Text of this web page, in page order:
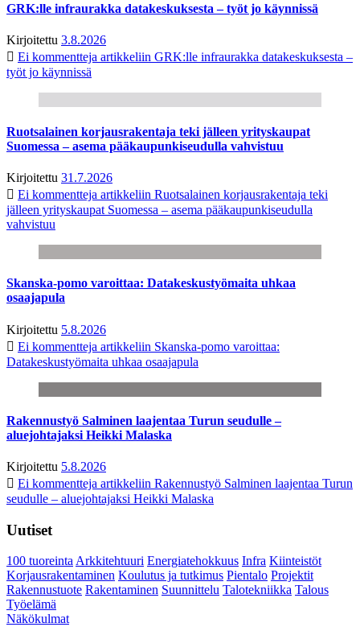
GRK:lle infraurakka datakeskuksesta – työt jo käynnissä
Kirjoitettu 3.8.2026
Ei kommentteja artikkeliin GRK:lle infraurakka datakeskuksesta –
työt jo käynnissä
Ruotsalainen korjausrakentaja teki jälleen yrityskaupat
Suomessa – asema pääkaupunkiseudulla vahvistuu
Kirjoitettu 31.7.2026
Ei kommentteja artikkeliin Ruotsalainen korjausrakentaja teki
jälleen yrityskaupat Suomessa – asema pääkaupunkiseudulla
vahvistuu
Skanska-pomo varoittaa: Datakeskustyömaita uhkaa
osaajapula
Kirjoitettu 5.8.2026
Ei kommentteja artikkeliin Skanska-pomo varoittaa:
Datakeskustyömaita uhkaa osaajapula
Rakennustyö Salminen laajentaa Turun seudulle –
aluejohtajaksi Heikki Malaska
Kirjoitettu 5.8.2026
Ei kommentteja artikkeliin Rakennustyö Salminen laajentaa Turun
seudulle – aluejohtajaksi Heikki Malaska
Uutiset
100 tuoreintaArkkitehtuuri Energiatehokkuus Infra Kiinteistöt
Korjausrakentaminen Koulutus ja tutkimus Pientalo Projektit
Rakennustuote Rakentaminen Suunnittelu Talotekniikka Talous
Työelämä
Näkökulmat